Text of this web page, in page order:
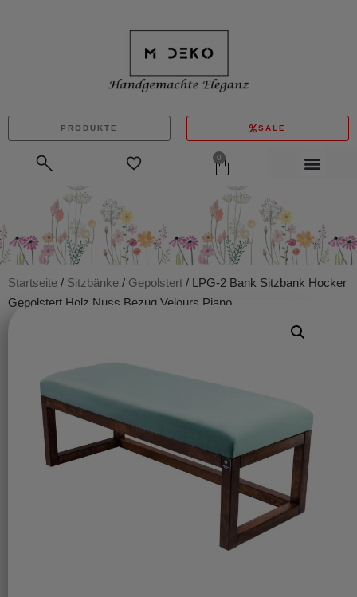
PRODUKTE SALE
0
Startseite / Sitzbänke / Gepolstert / LPG-2 Bank Sitzbank Hocker
Gepolstert Holz Nuss Bezug Velours Piano